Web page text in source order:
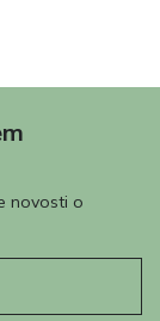
novosti o